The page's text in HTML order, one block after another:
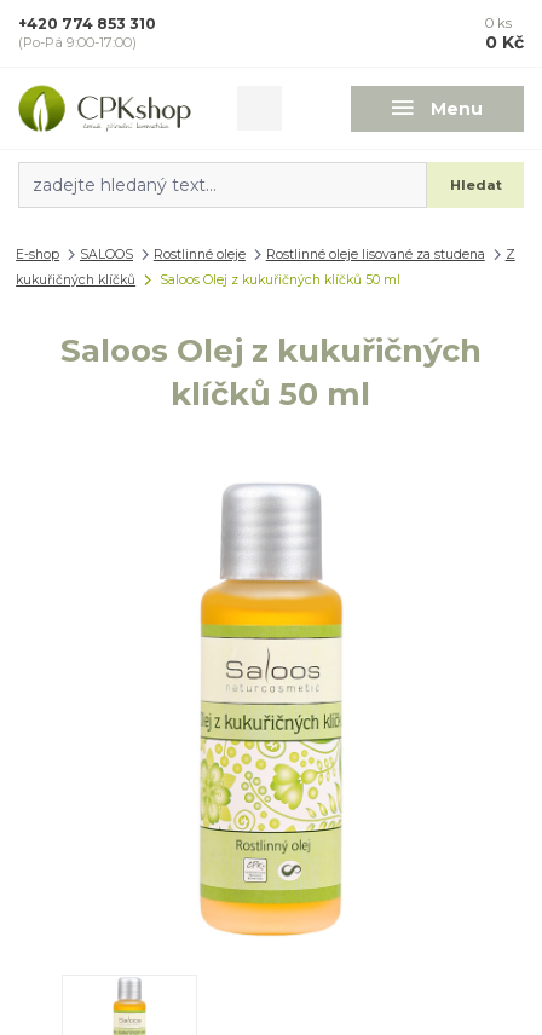
Menu
Hledat
+420 774 853 310
(Po-Pá 9:00-17:00)
0 ks
0 Kč
E-shop SALOOS Rostlinné oleje Rostlinné oleje lisované za studena
Z
kukuřičných klíčků
Saloos Olej z kukuřičných klíčků 50 ml
Saloos Olej z kukuřičných
klíčků 50 ml